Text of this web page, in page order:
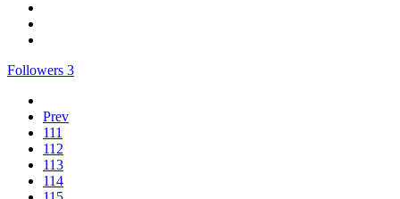
Followers 3
Prev
111
112
113
114